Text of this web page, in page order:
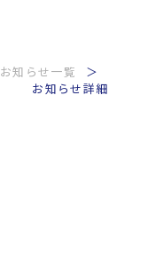
お知らせ一覧
お知らせ詳細